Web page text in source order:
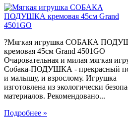
?Мягкая игрушка СОБАКА
кремовая 45см Grand 4501GO
Очаровательная и милая мягкая
Собака-ПОДУШКА - прекрасный
и малышу, и взрослому. Игрушка
изготовлена из экологически
материалов. Рекомендовано...
Подробнее »